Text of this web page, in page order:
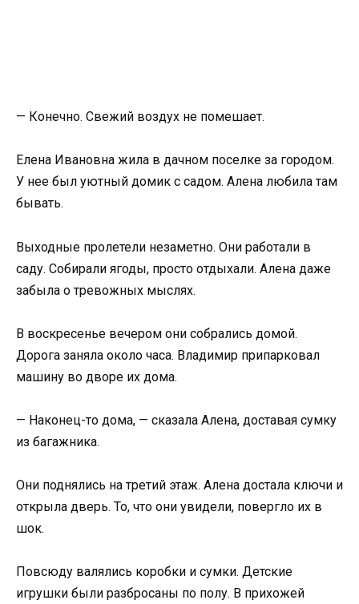
— Конечно. Свежий воздух не помешает.
Елена Ивановна жила в дачном поселке за городом.
У нее был уютный домик с садом. Алена любила там
бывать.
Выходные пролетели незаметно. Они работали в
саду. Собирали ягоды, просто отдыхали. Алена даже
забыла о тревожных мыслях.
В воскресенье вечером они собрались домой.
Дорога заняла около часа. Владимир припарковал
машину во дворе их дома.
— Наконец-то дома, — сказала Алена, доставая сумку
из багажника.
Они поднялись на третий этаж. Алена достала ключи и
открыла дверь. То, что они увидели, повергло их в
шок.
Повсюду валялись коробки и сумки. Детские
игрушки были разбросаны по полу. В прихожей